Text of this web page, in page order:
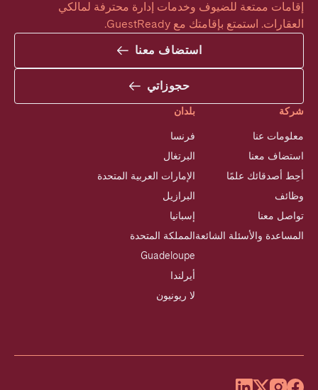
العقارات. استمتع بإقامتك مع GuestReady.
استضاف معنا
حجوزاتي
شركة
معلومات عنا
استضاف معنا
أحِط أصدقائك علمًا
وظائف
تواصل معنا
المساعدة والأسئلة الشائعة
بلدان
فرنسا
البرتغال
الإمارات العربية المتحدة
البرازيل
إسبانيا
المملكة المتحدة
Guadeloupe
أيرلندا
لا ريونيون